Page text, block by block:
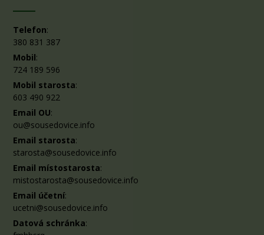
Telefon:
380 831 387
Mobil:
724 189 596
Mobil starosta:
603 490 922
Email OU:
ou@sousedovice.info
Email starosta:
starosta@sousedovice.info
Email místostarosta:
mistostarosta@sousedovice.info
Email účetní:
ucetni@sousedovice.info
Datová schránka: